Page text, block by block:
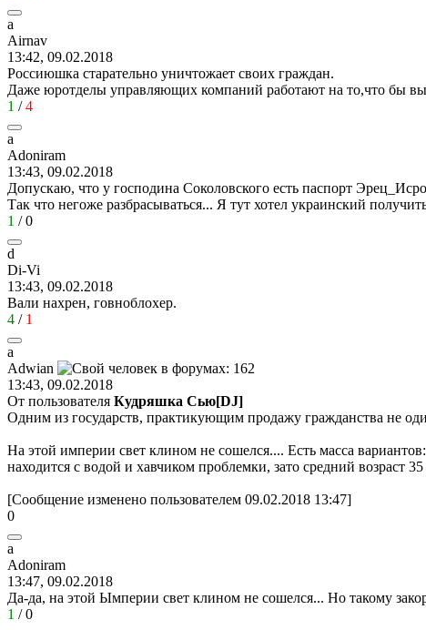
a
Airnav
13:42, 09.02.2018
Россиюшка старательно уничтожает своих граждан.
Даже юротделы управляющих компаний работают на то,что бы
1 /4
a
Adoniram
13:43, 09.02.2018
Допускаю, что у господина Соколовского есть паспорт
Так что негоже разбрасываться... Я тут хотел украинский
1 /0
d
Di-Vi
13:43, 09.02.2018
Вали нахрен, говноблохер.
4 / 1
a
Adwian
13:43, 09.02.2018
От пользователя Кудряшка Сью[DJ]
Одним из государств, практикующим продажу гражданства не
На этой империи свет клином не сошелся.... Есть масса
находится с водой и хавчиком проблемки, зато средний возраст 35
[Сообщение изменено пользователем 09.02.2018 13:47]
0
a
Adoniram
13:47, 09.02.2018
Да-да, на этой Ымперии свет клином не сошелся... Но такому
1 /0